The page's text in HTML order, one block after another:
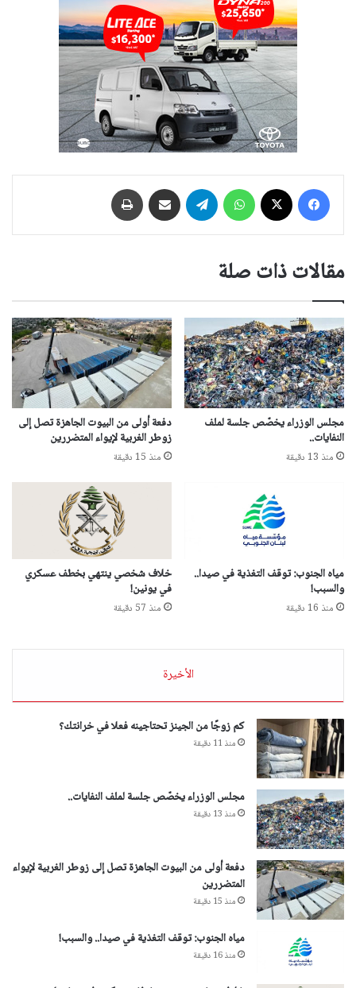
فيسبوك واتساب تيلقرام مشاركة عبر البريد
مقالات ذات صلة
مجلس الوزراء يخصّص جلسة لملف
النفايات..
منذ 13 دقيقة
دفعة أولى من البيوت الجاهزة تصل إلى
زوطر الغربية لإيواء المتضررين
منذ 15 دقيقة
مياه الجنوب: توقف التغذية في صيدا..
والسبب!
منذ 16 دقيقة
خلاف شخصي ينتهي بخطف عسكري
في يونين!
منذ 57 دقيقة
الأخيرة
كم زوجًا من الجينز تحتاجينه فعلا في خرانتك؟
منذ 11 دقيقة
مجلس الوزراء يخصّص جلسة لملف النفايات..
منذ 13 دقيقة
دفعة أولى من البيوت الجاهزة تصل إلى زوطر الغربية لإيواء
المتضررين
منذ 15 دقيقة
مياه الجنوب: توقف التغذية في صيدا.. والسبب!
منذ 16 دقيقة